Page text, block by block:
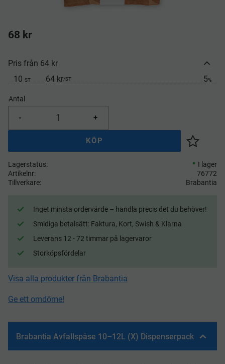
68 kr
Pris från 64 kr
10 ST 64 kr/ST 5%
Antal
+
-
KÖP
Lägg till
Lagerstatus
I lager
Artikelnr
76772
Tillverkare
Brabantia
Inget minsta ordervärde – handla precis det du behöver!
Smidiga betalsätt: Faktura, Kort, Swish & Klarna
Leverans 12 - 72 timmar på lagervaror
Storköpsfördelar
Visa alla produkter från Brabantia
Ge ett omdöme!
Brabantia Avfallspåse 10–12L (X) Dispenserpack